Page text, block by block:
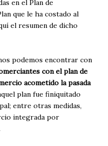
en el Plan de
que le ha costado al
el resumen de dicho
podemos encontrar con
con el plan de
acometido la pasada
plan fue finiquitado
entre otras medidas,
integrada por